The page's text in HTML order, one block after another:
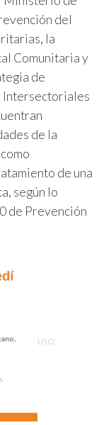
del
la
Comunitaria y
de
Intersectoriales
de la
de una
según lo
de Prevención